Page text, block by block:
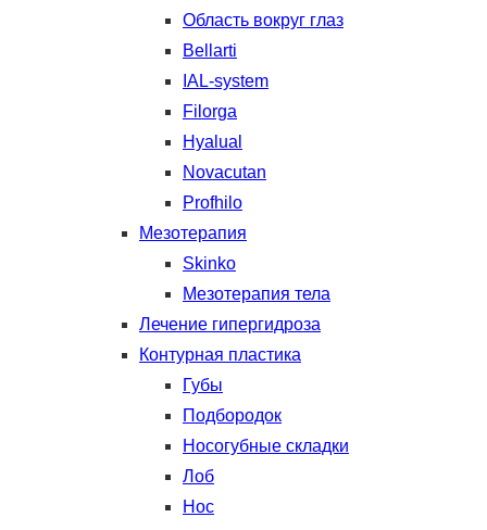
Область вокруг глаз
Bellarti
IAL-system
Filorga
Hyalual
Novacutan
Profhilo
Мезотерапия
Skinko
Мезотерапия тела
Лечение гипергидроза
Контурная пластика
Губы
Подбородок
Носогубные складки
Лоб
Нос